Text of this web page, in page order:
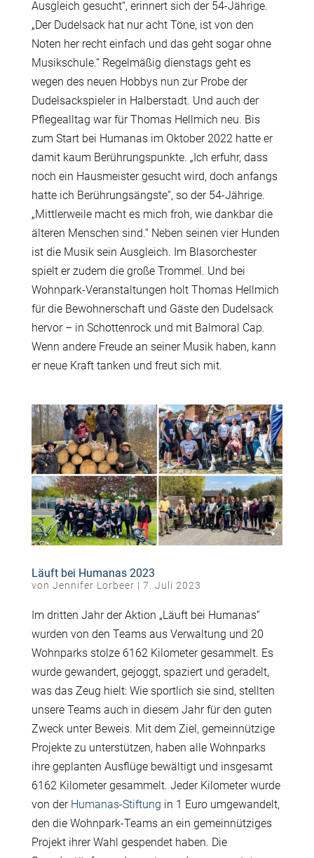
Ausgleich gesucht“, erinnert sich der 54-Jährige.
„Der Dudelsack hat nur acht Töne, ist von den
Noten her recht einfach und das geht sogar ohne
Musikschule.“ Regelmäßig dienstags geht es
wegen des neuen Hobbys nun zur Probe der
Dudelsackspieler in Halberstadt. Und auch der
Pflegealltag war für Thomas Hellmich neu. Bis
zum Start bei Humanas im Oktober 2022 hatte er
damit kaum Berührungspunkte. „Ich erfuhr, dass
noch ein Hausmeister gesucht wird, doch anfangs
hatte ich Berührungsängste“, so der 54-Jährige.
„Mittlerweile macht es mich froh, wie dankbar die
älteren Menschen sind.“ Neben seinen vier Hunden
ist die Musik sein Ausgleich. Im Blasorchester
spielt er zudem die große Trommel. Und bei
Wohnpark-Veranstaltungen holt Thomas Hellmich
für die Bewohnerschaft und Gäste den Dudelsack
hervor – in Schottenrock und mit Balmoral Cap.
Wenn andere Freude an seiner Musik haben, kann
er neue Kraft tanken und freut sich mit.
Läuft bei Humanas 2023
von Jennifer Lorbeer | 7. Juli 2023
Im dritten Jahr der Aktion „Läuft bei Humanas“
wurden von den Teams aus Verwaltung und 20
Wohnparks stolze 6162 Kilometer gesammelt. Es
wurde gewandert, gejoggt, spaziert und geradelt,
was das Zeug hielt: Wie sportlich sie sind, stellten
unsere Teams auch in diesem Jahr für den guten
Zweck unter Beweis. Mit dem Ziel, gemeinnützige
Projekte zu unterstützen, haben alle Wohnparks
ihre geplanten Ausflüge bewältigt und insgesamt
6162 Kilometer gesammelt. Jeder Kilometer wurde
von der Humanas-Stiftung in 1 Euro umgewandelt,
den die Wohnpark-Teams an ein gemeinnütziges
Projekt ihrer Wahl gespendet haben. Die